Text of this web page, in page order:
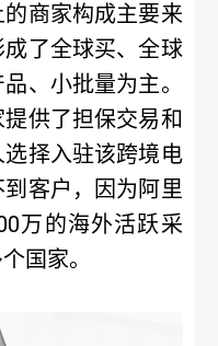
商家构成主要来
了全球买、全球
、小批量为主。
供了担保交易和
择入驻该跨境电
客户，因为阿里
万的海外活跃采
国家。